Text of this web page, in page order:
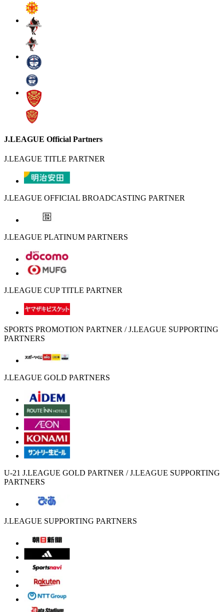
J.LEAGUE Official Partners
J.LEAGUE TITLE PARTNER
J.LEAGUE OFFICIAL BROADCASTING PARTNER
J.LEAGUE PLATINUM PARTNERS
J.LEAGUE CUP TITLE PARTNER
SPORTS PROMOTION PARTNER / J.LEAGUE SUPPORTING
PARTNERS
J.LEAGUE GOLD PARTNERS
U-21 J.LEAGUE GOLD PARTNER / J.LEAGUE SUPPORTING
PARTNERS
J.LEAGUE SUPPORTING PARTNERS